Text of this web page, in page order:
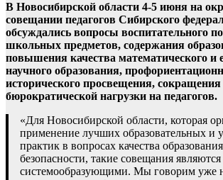
В Новосибирской области 4-5 июня на
совещании педагогов Сибирского
обсуждались вопросы воспитательного
школьных предметов, содержания
повышения качества математического и
научного образования,
исторического просвещения, сокращения
бюрократической нагрузки на педагогов.
«Для Новосибирской области, которая
применение лучших образовательных и
практик в вопросах качества
безопасности, такие совещания являются
системообразующими. Мы говорим уже